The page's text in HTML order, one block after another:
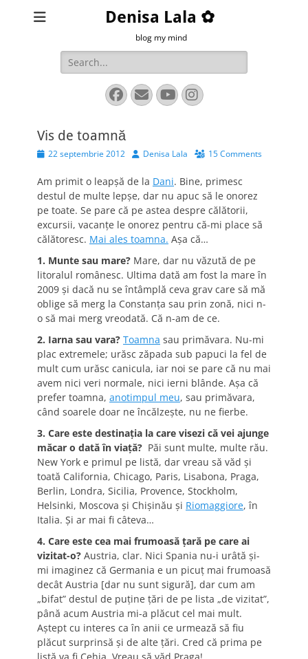
Denisa Lala ✿
blog my mind
Search
for:
Facebook
EmailYouTube
Instagram
Vis de toamnă
Posted
22 septembrie 2012 AuthorDenisa Lala 15 Comments
Am primit o leapşă de la Dani. Bine, primesc
destul de multe lepşe, dar nu apuc să le onorez
pe toate. Se pare că pe astea despre călătorii,
excursii, vacanţe le onorez pentru că-mi place să
călătoresc. Mai ales toamna. Aşa că…
1. Munte sau mare? Mare, dar nu văzută de pe
litoralul românesc. Ultima dată am fost la mare în
2009 şi dacă nu se întâmplă ceva grav care să mă
oblige să merg la Constanţa sau prin zonă, nici n-
o să mai merg vreodată. Că n-am de ce.
2. Iarna sau vara? Toamna sau primăvara. Nu-mi
plac extremele; urăsc zăpada sub papuci la fel de
mult cum urăsc canicula, iar noi se pare că nu mai
avem nici veri normale, nici ierni blânde. Aşa că
prefer toamna, anotimpul meu, sau primăvara,
când soarele doar ne încălzeşte, nu ne fierbe.
3. Care este destinaţia la care visezi că vei ajunge
măcar o dată în viaţă? Păi sunt multe, multe rău.
New York e primul pe listă, dar vreau să văd şi
toată California, Chicago, Paris, Lisabona, Praga,
Berlin, Londra, Sicilia, Provence, Stockholm,
Helsinki, Moscova şi Chişinău şi Riomaggiore, în
Italia. Şi ar mai fi câteva…
4. Care este cea mai frumoasă ţară pe care ai
vizitat-o? Austria, clar. Nici Spania nu-i urâtă şi-
mi imaginez că Germania e un picuţ mai frumoasă
decât Austria [dar nu sunt sigură], dar cum am
„bifat” destul de puţine ţări de pe lista „de vizitat”,
până acum Austria mi-a plăcut cel mai mult.
Aştept cu interes ca în anii ce urmează să fiu
plăcut surprinsă şi de alte ţări. Cred că prima pe